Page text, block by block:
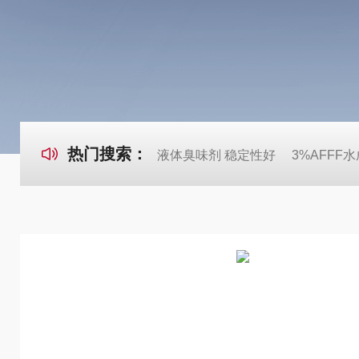
热门搜索： 液体臭味剂 稳定性好 3%AFFF水